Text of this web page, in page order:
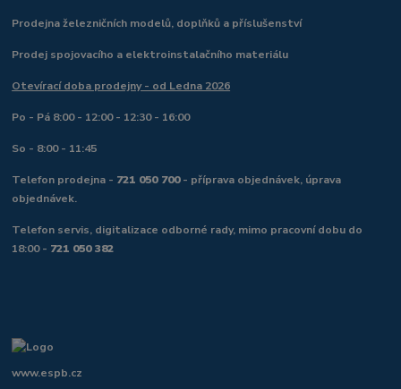
Prodejna železničních modelů, doplňků a příslušenství
Prodej spojovacího a elektroinstalačního materiálu
Otevírací doba prodejny - od Ledna 2026
Po - Pá 8:00 - 12:00 - 12:30 - 16:00
So - 8:00 - 11:45
Telefon prodejna - 721 050 700- příprava objednávek, úprava
objednávek.
Telefon servis, digitalizace odborné rady, mimo pracovní dobu do
18:00 - 721 050 382
www.espb.cz